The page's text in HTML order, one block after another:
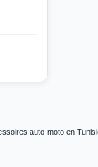
auto-moto en